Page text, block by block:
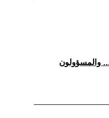
... والمسؤولون